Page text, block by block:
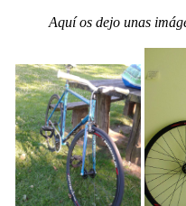
Aquí os dejo unas